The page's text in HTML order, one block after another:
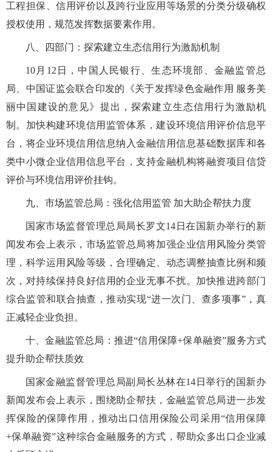
工程担保、信用评价以及跨行业应用等场景的分类分级确权
授权使用，规范发挥数据要素作用。
八、四部门：探索建立生态信用行为激励机制
10月12日，中国人民银行、生态环境部、金融监管总
局、中国证监会联合印发的《关于发挥绿色金融作用 服务美
丽中国建设的意见》提出，探索建立生态信用行为激励机
制。加快构建环境信用监管体系，建设环境信用评价信息平
台，将企业环境信用信息纳入金融信用信息基础数据库和各
类中小微企业信用信息平台，支持金融机构将融资项目信贷
评价与环境信用评价挂钩。
九、市场监管总局：强化信用监管 加大助企帮扶力度
国家市场监督管理总局局长罗文14日在国新办举行的新
闻发布会上表示，市场监管总局将加强企业信用风险分类管
理，科学运用风险等级，合理确定、动态调整抽查比例和频
次，对持续保持良好信用的企业无事不扰。加快推进跨部门
综合监管和联合抽查，推动实现“进一次门、查多项事”，真
正减轻企业负担。
十、金融监管总局：推进“信用保障+保单融资”服务方式
提升助企帮扶质效
国家金融监督管理总局副局长丛林在14日举行的国新办
新闻发布会上表示，围绕助企帮扶，金融监管总局进一步发
挥保险的保障作用，推动出口信用保险公司采用“信用保障
+保单融资”这种综合金融服务的方式，帮助众多出口企业减